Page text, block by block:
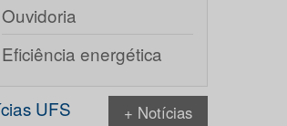
Ouvidoria
Eficiência energética
UFS + Notícias